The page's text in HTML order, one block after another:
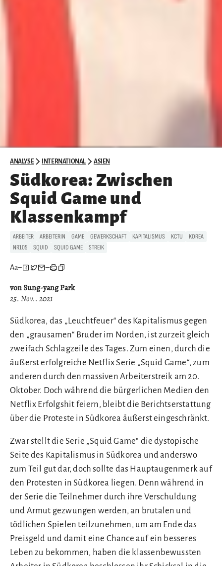
ANALYSE INTERNATIONAL ASIEN
Südkorea: Zwischen
Squid Game und
Klassenkampf
ARBEITER ARBEITERIN GAME GEWERKSCHAFT KAPITALISMUS KCTU
KOREA
NR105
SQUID SQUID GAME STREIK
Aa– –
von Sung-yang Park
25. Nov.. 2021
Südkorea, das „Leuchtfeuer“ des Kapitalismus gegen
den „grausamen“ Bruder im Norden, ist zurzeit gleich
zweifach Schlagzeile des Tages. Zum einen, durch die
äußerst erfolgreiche Netflix Serie „Squid Game“, zum
anderen durch den massiven Arbeiterstreik am 20.
Oktober. Doch während die bürgerlichen Medien den
Netflix Erfolgshit feiern, bleibt die Berichtserstattung
über die Proteste in Südkorea äußerst eingeschränkt.
Zwar stellt die Serie „Squid Game“ die dystopische
Seite des Kapitalismus in Südkorea und anderswo
zum Teil gut dar, doch sollte das Hauptaugenmerk auf
den Protesten in Südkorea liegen. Denn während in
der Serie die Teilnehmer durch ihre Verschuldung
und Armut gezwungen werden, an brutalen und
tödlichen Spielen teilzunehmen, um am Ende das
Preisgeld und damit eine Chance auf ein besseres
Leben zu bekommen, haben die klassenbewussten